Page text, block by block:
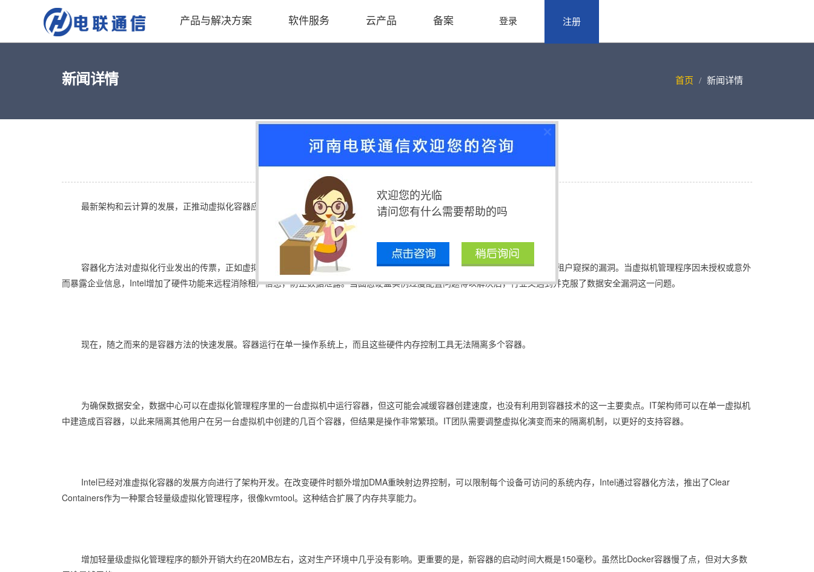
产品与解决方案 软件服务 云产品 备案 登录 注册
新闻详情 首页 新闻详情
虚拟化容器正迫使服务器架构升级
最新架构和云计算的发展，正推动虚拟化容器应用到数据中心生产环境。
容器化方法对虚拟化行业发出的传票，正如虚拟化对传统数据中心一样，容器化虚拟方案与虚拟机管理程序一样，都必须面对跨租户窥探的漏洞。当虚拟机管理程序因未授权或意外
而暴露企业信息，Intel增加了硬件功能来远程消除租户信息，防止数据泄露。当固态硬盘实例过度配置问题得以解决后，行业又遇到并克服了数据安全漏洞这一问题。
现在，随之而来的是容器方法的快速发展。容器运行在单一操作系统上，而且这些硬件内存控制工具无法隔离多个容器。
为确保数据安全，数据中心可以在虚拟化管理程序里的一台虚拟机中运行容器，但这可能会减缓容器创建速度，也没有利用到容器技术的这一主要卖点。IT架构师可以在单一虚拟机
中建造成百容器，以此来隔离其他用户在另一台虚拟机中创建的几百个容器，但结果是操作非常繁琐。IT团队需要调整虚拟化演变而来的隔离机制，以更好的支持容器。
Intel已经对准虚拟化容器的发展方向进行了架构开发。在改变硬件时额外增加DMA重映射边界控制，可以限制每个设备可访问的系统内存，Intel通过容器化方法，推出了Clear
Containers作为一种聚合轻量级虚拟化管理程序，很像kvmtool。这种结合扩展了内存共享能力。
增加轻量级虚拟化管理程序的额外开销大约在20MB左右，这对生产环境中几乎没有影响。更重要的是，新容器的启动时间大概是150毫秒。虽然比Docker容器慢了点，但对大多数
欢迎您的光临
请问您有什么需要帮助的吗